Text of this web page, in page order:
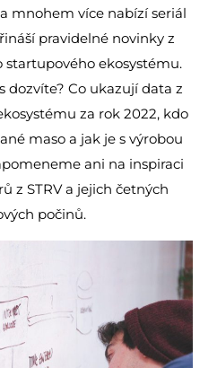
mnohem více nabízí seriál
pravidelné novinky z
startupového ekosystému.
dozvíte? Co ukazují data z
za rok 2022, kdo
maso a jak je s výrobou
ani na inspiraci
z STRV a jejich četných
počinů.